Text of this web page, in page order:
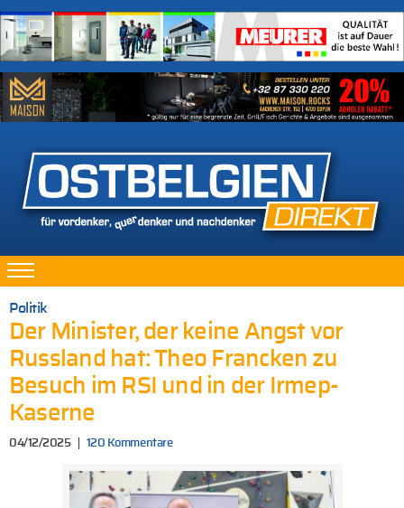
Politik
Der Minister, der keine Angst vor
Russland hat: Theo Francken zu
Besuch im RSI und in der Irmep-
Kaserne
04/12/2025 120 Kommentare